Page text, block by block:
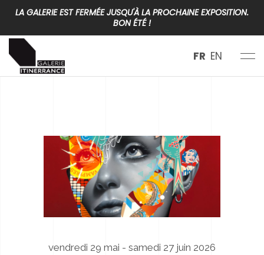
LA GALERIE EST FERMÉE JUSQU'À LA PROCHAINE EXPOSITION.
BON ÉTÉ !
FR EN
vendredi 29 mai - samedi 27 juin 2026